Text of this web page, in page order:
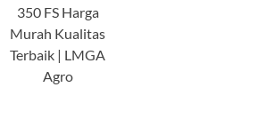
350 FS Harga
Murah Kualitas
Terbaik | LMGA
Agro